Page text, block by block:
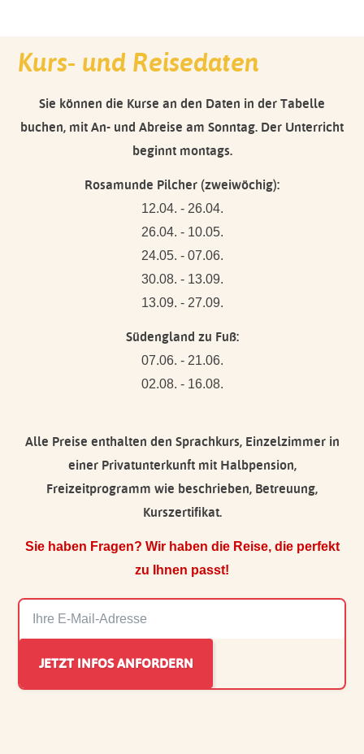
Kurs- und Reisedaten
Sie können die Kurse an den Daten in der Tabelle
buchen, mit An- und Abreise am Sonntag. Der Unterricht
beginnt montags.
Rosamunde Pilcher (zweiwöchig):
12.04. - 26.04.
26.04. - 10.05.
24.05. - 07.06.
30.08. - 13.09.
13.09. - 27.09.
Südengland zu Fuß:
07.06. - 21.06.
02.08. - 16.08.
Alle Preise enthalten den Sprachkurs, Einzelzimmer in
einer Privatunterkunft mit Halbpension,
Freizeitprogramm wie beschrieben, Betreuung,
Kurszertifikat.
Sie haben Fragen? Wir haben die Reise, die perfekt
zu Ihnen passt!